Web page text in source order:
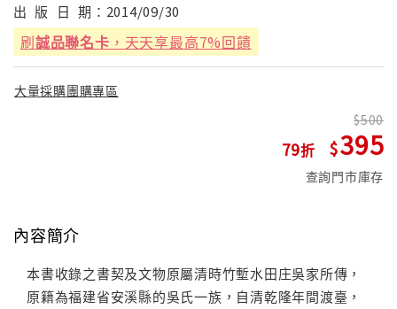
出 版 日 期： 2014/09/30
刷誠品聯名卡 ，天天享最高7%回饋
大量採購團購專區
79
500
395
查詢門市庫存
內容簡介
本書收錄之書契及文物原屬清時竹塹水田庄吳家所傳，
原籍為福建省安溪縣的吳氏一族，自清乾隆年間渡臺，